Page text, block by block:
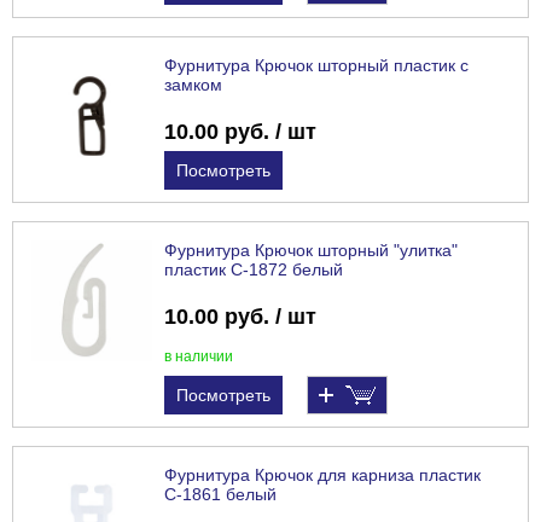
Фурнитура Крючок шторный пластик с
замком
10.00 руб. / шт
Посмотреть
Фурнитура Крючок шторный "улитка"
пластик С-1872 белый
10.00 руб. / шт
в наличии
Посмотреть
Фурнитура Крючок для карниза пластик
С-1861 белый